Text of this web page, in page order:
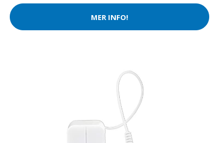
MER INFO!